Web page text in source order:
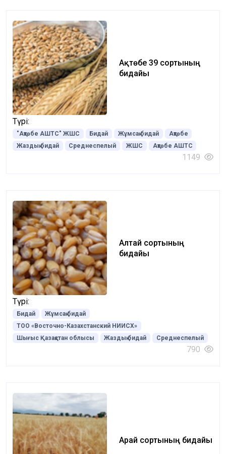
Ақтөбе 39 сортының
бидайы
Түрі:
"Ақтөбе АШТС" ЖШС Бидай Жұмсақ бидай
Ақтөбе
Жаздық бидай
Среднеспелый ЖШС Ақтөбе АШТС
1149
Алтай сортының
бидайы
Түрі:
Бидай
Жұмсақ бидай
ТОО «Восточно-Казахстанский НИИСХ»
Шығыс Қазақстан облысы
Жаздық бидай Среднеспелый
790
Арай сортының бидайы